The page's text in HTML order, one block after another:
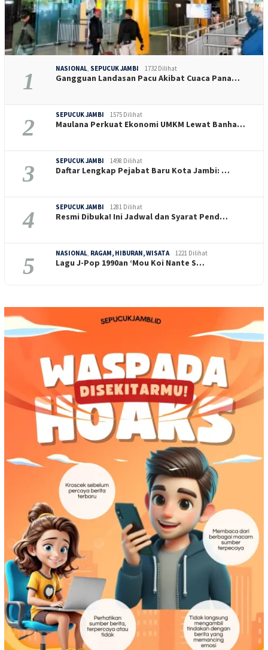
1 NASIONAL, SEPUCUK JAMBI 1732 Dilihat
Gangguan Landasan Pacu Akibat Cuaca Pana…
2 SEPUCUK JAMBI 1575 Dilihat
Maulana Perkuat Ekonomi UMKM Lewat Banha…
3 SEPUCUK JAMBI 1498 Dilihat
Daftar Lengkap Pejabat Baru Kota Jambi: …
4 SEPUCUK JAMBI 1281 Dilihat
Resmi Dibuka! Ini Jadwal dan Syarat Pend…
5 NASIONAL, RAGAM, HIBURAN, WISATA 1221 Dilihat
Lagu J-Pop 1990an ‘Mou Koi Nante S…